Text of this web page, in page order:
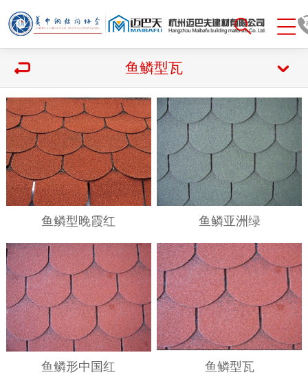
鱼鳞型瓦
鱼鳞型晚霞红 鱼鳞亚洲绿
鱼鳞形中国红 鱼鳞型瓦